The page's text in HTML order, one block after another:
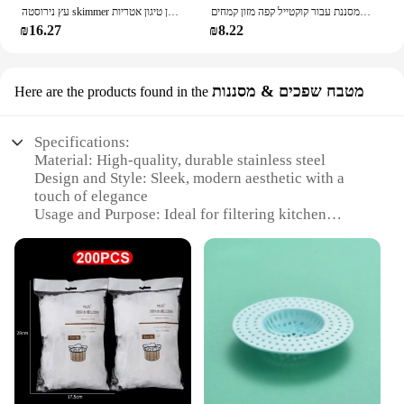
עץ נירוסטה skimmer מסננת מסננת מסננת מטוגנת רשת עמוקה שמן טיגון אטריות
₪16.27
נירוסטה רשת מסננת בסדר תה מסננת עם ארוך ידית מסננות רשת מסננות מסננת עבור קוקטייל קפה מזון קמחים
₪8.22
Here are the products found in the מטבח שפכים & מסננות
Specifications:
Material: High-quality, durable stainless steel
Design and Style: Sleek, modern aesthetic with a
touch of elegance
Usage and Purpose: Ideal for filtering kitchen
Performance and Property: Efficiently separates
solids from liquids
Parts and Accessories: Comes with a set of
necessary components for easy installation
Applicable People: Suitable for both home and
commercial use
Features:
**Efficient Filtration and Maintenance**